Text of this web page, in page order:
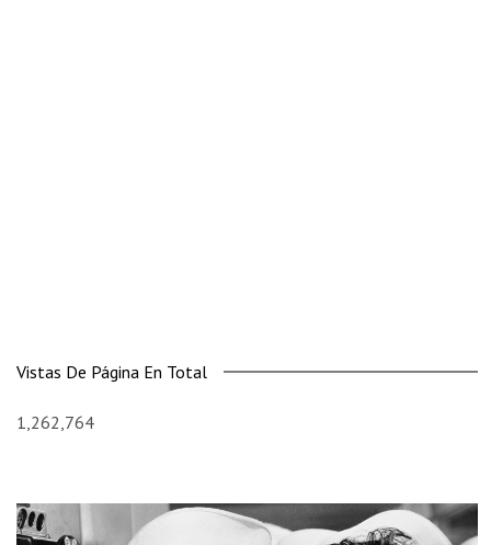
Vistas De Página En Total
1,262,764